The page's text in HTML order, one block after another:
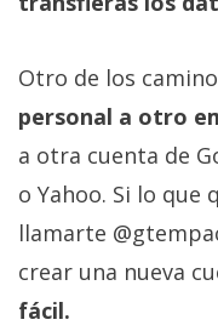
Otro de los
personal a otro
a otra cuenta de
o Yahoo. Si lo que
llamarte
crear una nueva
fácil.